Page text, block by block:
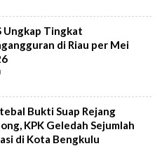
Ungkap Tingkat
di Riau per Mei
Bukti Suap Rejang
KPK Geledah Sejumlah
di Kota Bengkulu